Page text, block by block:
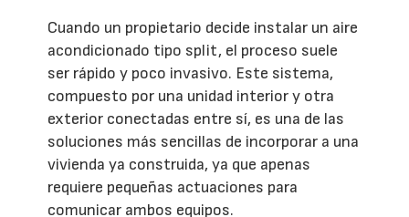
Cuando un propietario decide instalar un aire
acondicionado tipo split, el proceso suele
ser rápido y poco invasivo. Este sistema,
compuesto por una unidad interior y otra
exterior conectadas entre sí, es una de las
soluciones más sencillas de incorporar a una
vivienda ya construida, ya que apenas
requiere pequeñas actuaciones para
comunicar ambos equipos.